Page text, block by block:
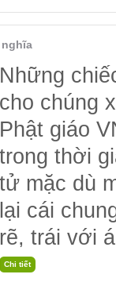
Những
cho chúng
Phật giáo
trong thời
tử mặc dù
lại cái
rẽ, trái với